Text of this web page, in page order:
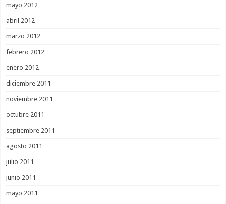
mayo 2012
abril 2012
marzo 2012
febrero 2012
enero 2012
diciembre 2011
noviembre 2011
octubre 2011
septiembre 2011
agosto 2011
julio 2011
junio 2011
mayo 2011